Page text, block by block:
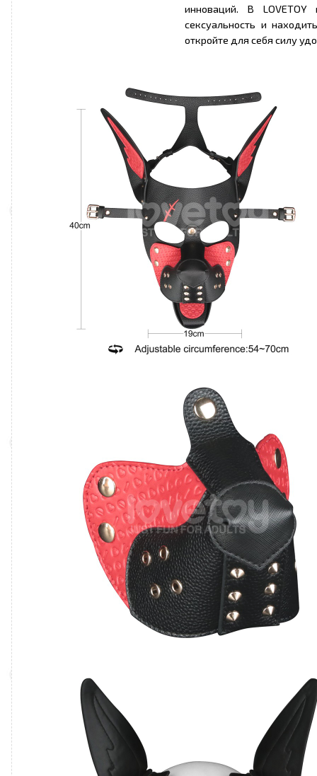
инноваций. В
сексуальность и
откройте для себя силу